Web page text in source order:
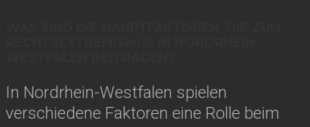
In Nordrhein-Westfalen spielen
verschiedene Faktoren eine Rolle beim